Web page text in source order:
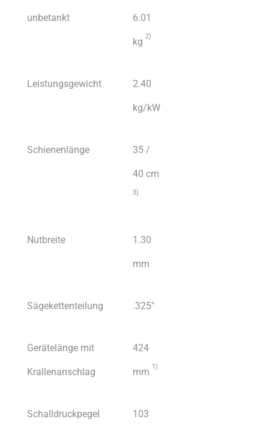
unbetankt 6.01
kg 2)
Leistungsgewicht 2.40
kg/kW
Schienenlänge 35 /
40 cm
3)
Nutbreite 1.30
mm
Sägekettenteilung .325″
Gerätelänge mit
Krallenanschlag
424
mm 1)
Schalldruckpegel 103